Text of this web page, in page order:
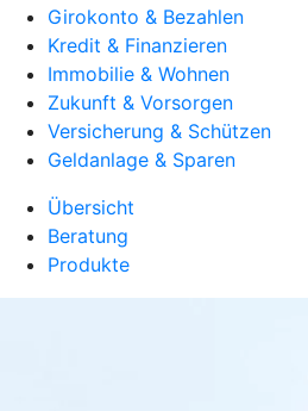
Girokonto & Bezahlen
Kredit & Finanzieren
Immobilie & Wohnen
Zukunft & Vorsorgen
Versicherung & Schützen
Geldanlage & Sparen
Übersicht
Beratung
Produkte